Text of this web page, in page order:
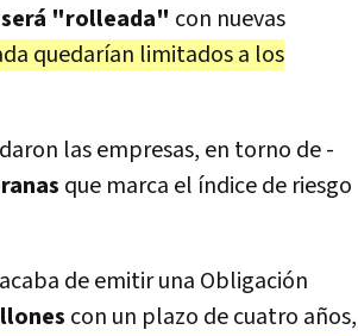
"rolleada" con nuevas
quedarían limitados a los
las empresas, en torno de -
que marca el índice de riesgo
de emitir una Obligación
con un plazo de cuatro años,